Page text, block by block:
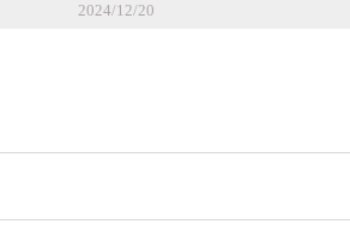
2024/12/20